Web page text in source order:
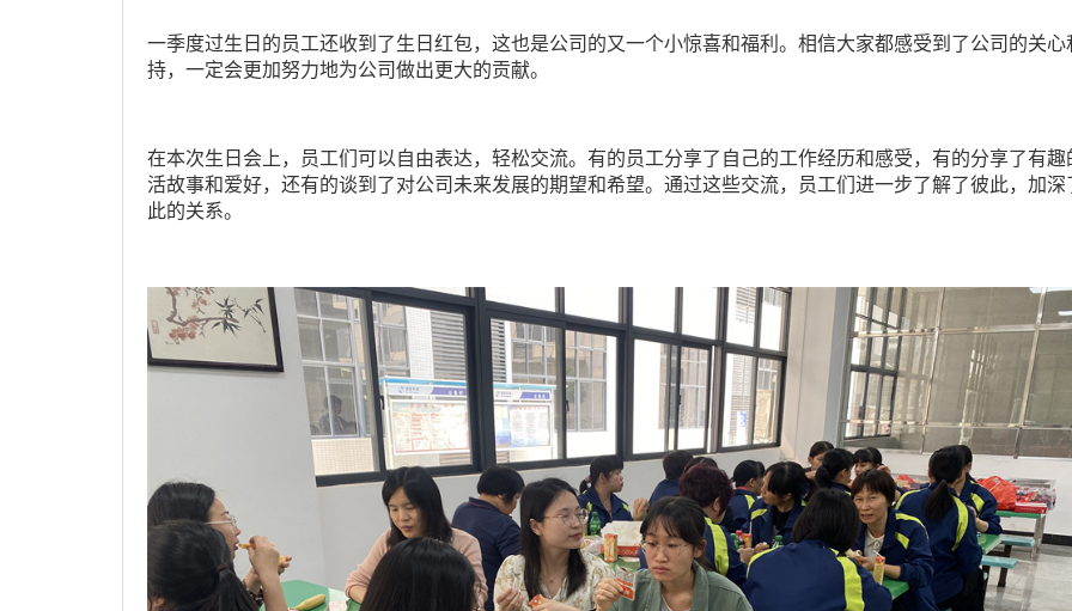
一季度过生日的员工还收到了生日红包，这也是公司的又一个小惊喜和福利。相信大家都感受到了公司的关心
持，一定会更加努力地为公司做出更大的贡献。
在本次生日会上，员工们可以自由表达，轻松交流。有的员工分享了自己的工作经历和感受，有的分享了有趣
活故事和爱好，还有的谈到了对公司未来发展的期望和希望。通过这些交流，员工们进一步了解了彼此，加深
此的关系。